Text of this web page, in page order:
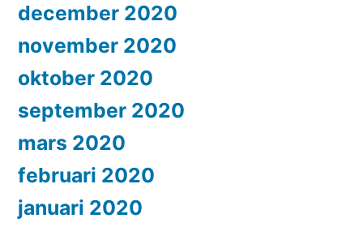
december 2020
november 2020
oktober 2020
september 2020
mars 2020
februari 2020
januari 2020